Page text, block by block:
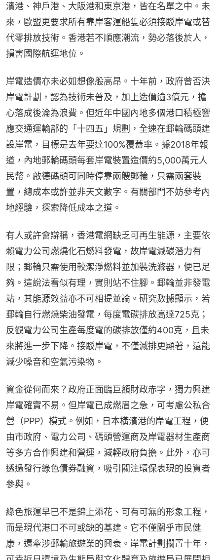
濱港、神戶港、大阪港和東京港，皆在名單之中。未
來，歐盟更要求所有靠岸客運船隻必須接駁岸電或替
代零排放技術。香港若不順應潮流，勢必落後於人，
損害國際航運地位。
岸電造價亦未必如想像般高昂。十年前，政府曾否決
岸電計劃，認為技術未普及，加上造價逾3億元，擔
心落成後淪為浪費。但近年中國內地多個港口積極響
應交通運輸部的「十四五」規劃，全速在郵輪碼頭建
設岸電，目標是去年要達100%覆蓋率。據2018年報
道，內地郵輪碼頭每套岸電裝置造價約5,000萬元人
民幣。啟德碼頭可同時停靠兩艘郵輪，只需兩套裝
置，總成本或許並非天文數字。有關部門不妨參考內
地經驗，探索降低成本之道。
有人或許會辯稱，香港電網缺乏可再生能源，主要依
賴電力公司燃燒化石燃料發電，故岸電減碳潛力有
限；郵輪只需使用較潔淨燃料並加裝洗滌器，便已足
夠。這說法看似有理，實則站不住腳。郵輪並非發電
站，其能源效益亦不可相提並論。研究數據顯示，若
郵輪自行燃燒柴油發電，每度電碳排放高達725克；
反觀電力公司生產每度電的碳排放僅約400克，且未
來將進一步下降。接駁岸電，不僅減排更顯著，還能
減少噪音和空氣污染物。
資金從何而來？政府正面臨巨額財政赤字，獨力興建
岸電確實不易。但岸電已成燃眉之急，可考慮公私合
營（PPP）模式。例如，日本橫濱港的岸電工程，便
由市政府、電力公司、碼頭營運商及岸電器材生產商
等多方合作興建和營運，減輕政府負擔。此外，亦可
透過發行綠色債券融資，吸引關注環保表現的投資者
參與。
綠色旅運早已不是錦上添花、可有可無的形象工程，
而是現代港口不可或缺的基建。它不僅關乎市民健
康，還牽涉郵輪旅遊業的興衰。岸電計劃擱置十年，